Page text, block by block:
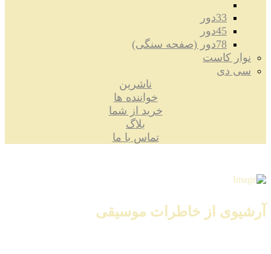
33دور
45دور
78دور (صفحه سنگی)
نوار کاست
سی دی
ناشرین
خواننده ها
خرید از شما
بلاگ
تماس با ما
آرشیوی از خاطرات موسیقی